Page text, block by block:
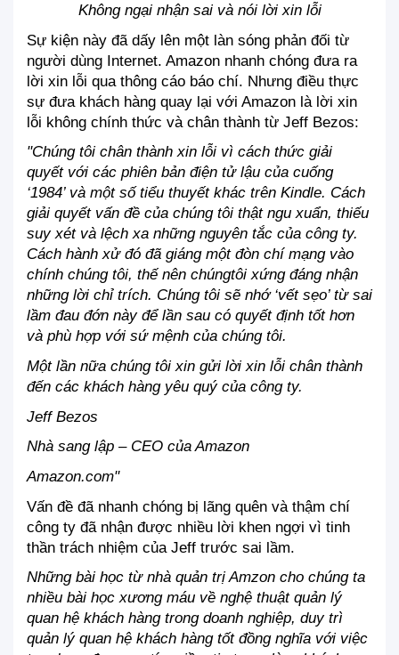
Không ngại nhận sai và nói lời xin lỗi
Sự kiện này đã dấy lên một làn sóng phản đối từ
người dùng Internet. Amazon nhanh chóng đưa ra
lời xin lỗi qua thông cáo báo chí. Nhưng điều thực
sự đưa khách hàng quay lại với Amazon là lời xin
lỗi không chính thức và chân thành từ Jeff Bezos:
"Chúng tôi chân thành xin lỗi vì cách thức giải
quyết với các phiên bản điện tử lậu của cuống
‘1984’ và một số tiểu thuyết khác trên Kindle. Cách
giải quyết vấn đề của chúng tôi thật ngu xuẩn, thiếu
suy xét và lệch xa những nguyên tắc của công ty.
Cách hành xử đó đã giáng một đòn chí mạng vào
chính chúng tôi, thế nên chúngtôi xứng đáng nhận
những lời chỉ trích. Chúng tôi sẽ nhớ ‘vết sẹo’ từ sai
lầm đau đớn này để lần sau có quyết định tốt hơn
và phù hợp với sứ mệnh của chúng tôi.
Một lần nữa chúng tôi xin gửi lời xin lỗi chân thành
đến các khách hàng yêu quý của công ty.
Jeff Bezos
Nhà sang lập – CEO của Amazon
Amazon.com"
Vấn đề đã nhanh chóng bị lãng quên và thậm chí
công ty đã nhận được nhiều lời khen ngợi vì tinh
thần trách nhiệm của Jeff trước sai lầm.
Những bài học từ nhà quản trị Amzon cho chúng ta
nhiều bài học xương máu về nghệ thuật quản lý
quan hệ khách hàng trong doanh nghiệp, duy trì
quản lý quan hệ khách hàng tốt đồng nghĩa với việc